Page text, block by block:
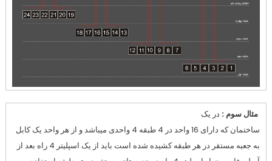
مثال سوم : در یک
ساختمان که دارای 16 واحد در 4 طبقه 4 واحدی میباشد و از هر واحد یک کابل
به جعبه مستقر در هر طبقه کشیده شده است باید از یک اسپلیتر 4 راه بعد از